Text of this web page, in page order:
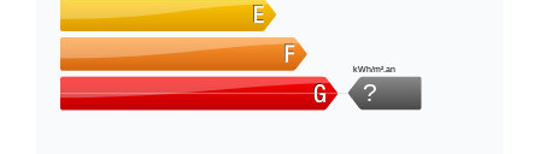
?
kWh/m².an